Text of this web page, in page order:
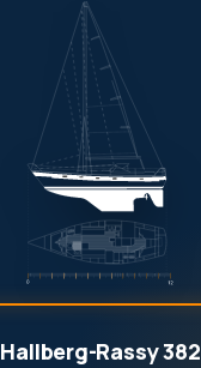
Hallberg-Rassy 382